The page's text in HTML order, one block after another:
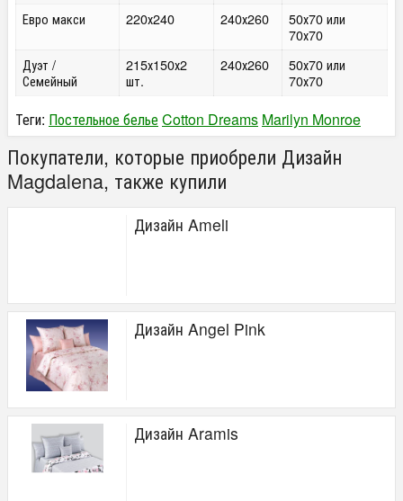
Евро макси
220х240 240х260
50х70 или
70х70
Дуэт /
Семейный
215х150х2
шт.
240х260
50х70 или
70х70
Теги: Постельное бельеCotton Dreams Marilyn Monroe
Покупатели, которые приобрели Дизайн
Magdalena, также купили
Дизайн Ameli
Дизайн Angel Pink
Дизайн Aramis